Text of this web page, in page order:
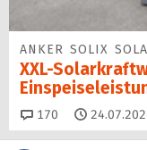
ANKER SOLIX
XXL-
170 Kommentare